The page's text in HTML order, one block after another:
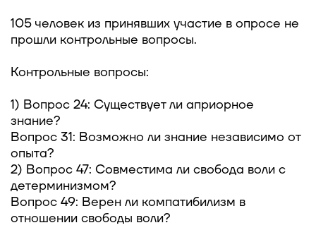
105 человек из принявших участие в опросе не
прошли контрольные вопросы.
Контрольные вопросы:
1) Вопрос 24: Существует ли априорное
знание?
Вопрос 31: Возможно ли знание независимо от
опыта?
2) Вопрос 47: Совместима ли свобода воли с
детерминизмом?
Вопрос 49: Верен ли компатибилизм в
отношении свободы воли?